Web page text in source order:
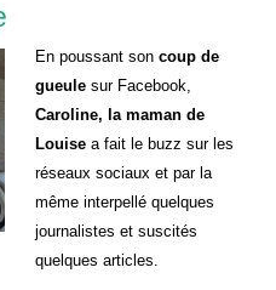
En poussant son coup de
gueule sur Facebook,
Caroline, la maman de
Louise a fait le buzz sur les
réseaux sociaux et par la
même interpellé quelques
journalistes et suscités
quelques articles.